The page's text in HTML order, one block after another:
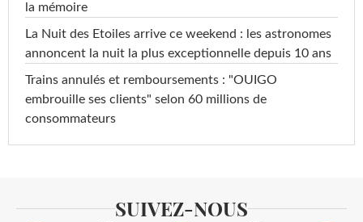
la mémoire
La Nuit des Etoiles arrive ce weekend : les astronomes
annoncent la nuit la plus exceptionnelle depuis 10 ans
Trains annulés et remboursements : "OUIGO
embrouille ses clients" selon 60 millions de
consommateurs
SUIVEZ-NOUS